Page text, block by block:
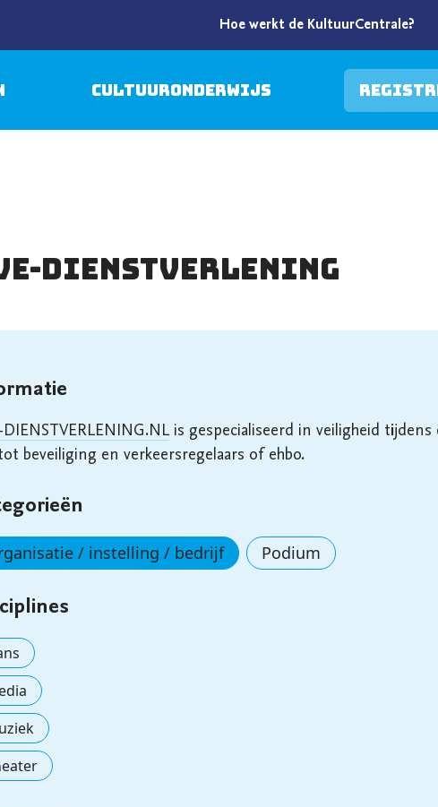
Hoe werkt de KultuurCentrale?
Cultuuronderwijs
DIENSTVERLENING
DIENSTVERLENING.NL is gespecialiseerd in veiligheid
beveiliging en verkeersregelaars of ehbo.
/ instelling / bedrijf Podium